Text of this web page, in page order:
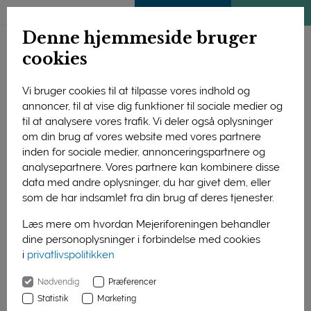
Denne hjemmeside bruger
cookies
Vi bruger cookies til at tilpasse vores indhold og
annoncer, til at vise dig funktioner til sociale medier og
til at analysere vores trafik. Vi deler også oplysninger
om din brug af vores website med vores partnere
inden for sociale medier, annonceringspartnere og
analysepartnere. Vores partnere kan kombinere disse
data med andre oplysninger, du har givet dem, eller
som de har indsamlet fra din brug af deres tjenester.
Læs mere om hvordan Mejeriforeningen behandler
dine personoplysninger i forbindelse med cookies
i privatlivspolitikken
Nødvendig
Præferencer
Statistik
Marketing
Forside Forskning og uddannelse
Forskning
Afsluttede projekter
Fødevaresikkerhed
2016
Modningsforløbet i ostekorn
Modningsforløbet i
ostekorn
Formålet med dette projekt er at
udvikle metoder til at kontrollere
syrningsfasen ved kontrol af
starterkulturens sammensætning.